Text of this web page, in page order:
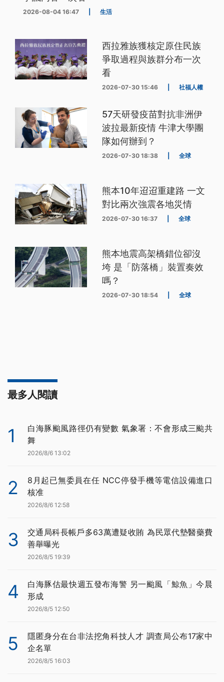
2026-08-04 16:47 生活
西拉雅族獲核定原住民族
爭取過程與族群分布一次
看
2026-07-30 15:46 社福人權
57天研發疫苗對抗非洲伊
波拉最新疫情 牛津大學團
隊如何辦到？
2026-07-30 18:38 全球
熊本10年迢迢重建路 一文
對比兩次強震各地災情
2026-07-30 16:37 全球
熊本地震高架橋錯位卻沒
垮 是「防落橋」裝置奏效
嗎？
2026-07-30 18:54 全球
最多人閱讀
1
白海豚颱風路徑仍有變數 氣象署：不會形成三颱共
舞
2026/8/6 13:02
2
8月起已無委員在任 NCC停發手機等電信設備進口
核准
2026/8/6 12:58
3
交通局科長帳戶多63萬遭疑收賄 為民眾代墊醫藥費
善舉曝光
2026/8/5 19:39
4
白海豚估最快週五發布海警 另一颱風「鯨魚」今晨
形成
2026/8/5 12:50
5
隱匿身分在台非法挖角科技人才 調查局公布17家中
企名單
2026/8/5 16:03